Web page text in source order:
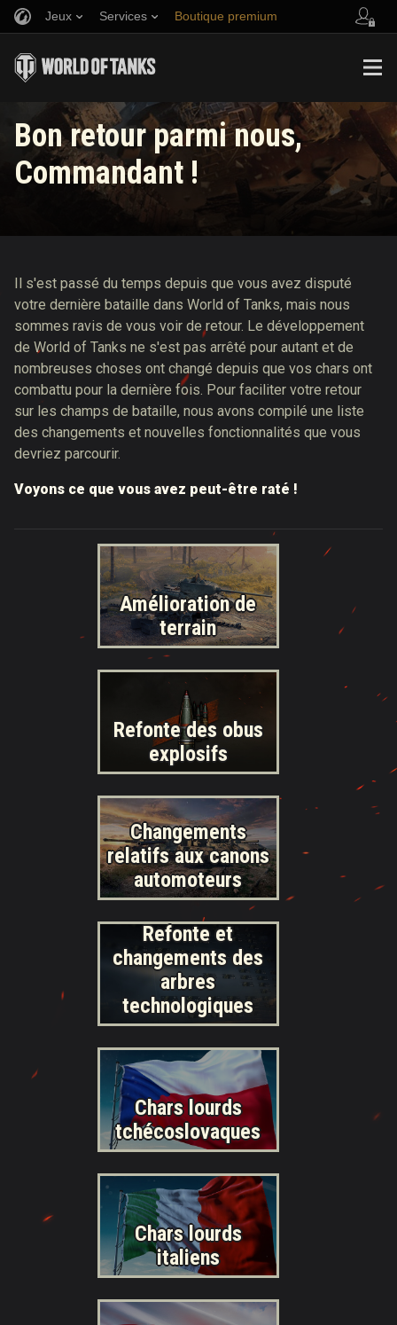
Jeux Services Boutique premium
Musique
Politique de fair-play
Wargaming.net Game Center
Guide des Butins Twitch
Parrainer un ami
Discord
Centre des mods
Médias
Bon retour parmi nous,
Commandant !
Il s'est passé du temps depuis que vous avez disputé
votre dernière bataille dans World of Tanks, mais nous
sommes ravis de vous voir de retour. Le développement
de World of Tanks ne s'est pas arrêté pour autant et de
nombreuses choses ont changé depuis que vos chars ont
combattu pour la dernière fois. Pour faciliter votre retour
sur les champs de bataille, nous avons compilé une liste
des changements et nouvelles fonctionnalités que vous
devriez parcourir.
Voyons ce que vous avez peut-être raté !
Amélioration de
terrain
Refonte des obus
explosifs
Changements
relatifs aux canons
automoteurs
Refonte et
changements des
arbres
technologiques
Chars lourds
tchécoslovaques
Chars lourds
italiens